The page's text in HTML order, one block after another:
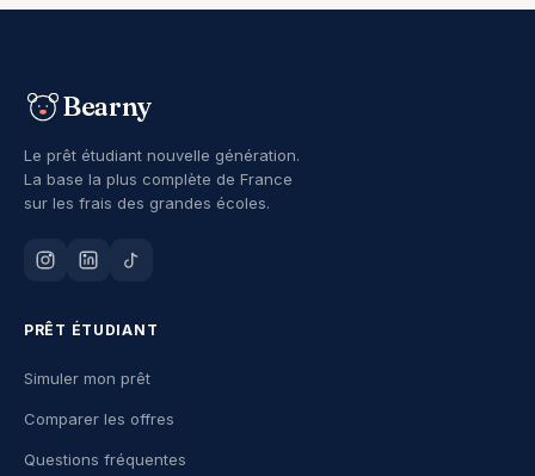
Bearny
Le prêt étudiant nouvelle génération.
La base la plus complète de France
sur les frais des grandes écoles.
PRÊT ÉTUDIANT
Simuler mon prêt
Comparer les offres
Questions fréquentes